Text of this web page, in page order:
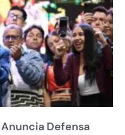
Defensa